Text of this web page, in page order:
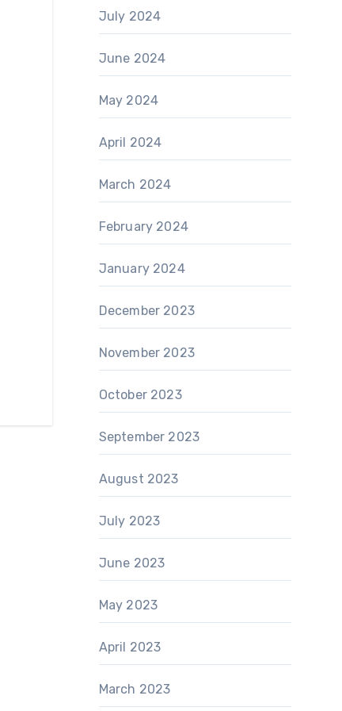
July 2024
June 2024
May 2024
April 2024
March 2024
February 2024
January 2024
December 2023
November 2023
October 2023
September 2023
August 2023
July 2023
June 2023
May 2023
April 2023
March 2023